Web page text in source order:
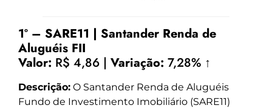
1º – SARE11 | Santander Renda de
Aluguéis FII
Valor: R$ 4,86 | Variação: 7,28% ↑
Descrição: O Santander Renda de Aluguéis
Fundo de Investimento Imobiliário (SARE11)